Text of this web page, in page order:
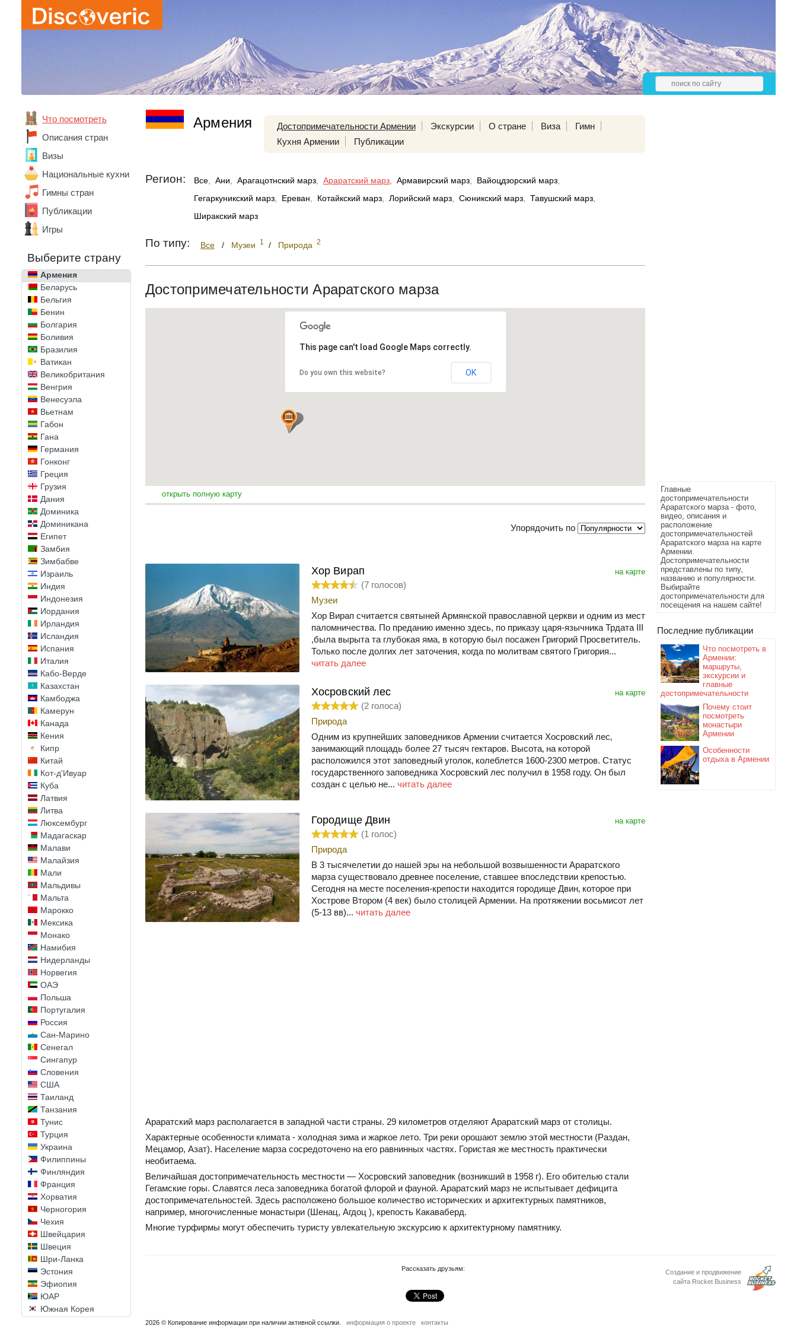
Что посмотреть
Описания стран
Визы
Национальные кухни
Гимны стран
Публикации
Игры
Выберите страну
Абхазия
Австралия
Азербайджан
Алжир
Ангола
Аргентина
Армения
Беларусь
Бельгия
Бенин
Болгария
Боливия
Бразилия
Ватикан
Великобритания
Венгрия
Венесуэла
Вьетнам
Габон
Гана
Германия
Гонконг
Греция
Грузия
Дания
Доминика
Доминикана
Египет
Замбия
Зимбабве
Израиль
Индия
Индонезия
Иордания
Ирландия
Исландия
Испания
Италия
Кабо-Верде
Казахстан
Камбоджа
Камерун
Канада
Кения
Кипр
Китай
Кот-д'Ивуар
Куба
Латвия
Литва
Люксембург
Мадагаскар
Малави
Малайзия
Мали
Мальдивы
Мальта
Марокко
Мексика
Монако
Намибия
Нидерланды
Норвегия
ОАЭ
Польша
Португалия
Россия
Сан-Марино
Сенегал
Сингапур
Словения
США
Таиланд
Танзания
Тунис
Турция
Украина
Филиппины
Финляндия
Франция
Хорватия
Черногория
Чехия
Швейцария
Швеция
Шри-Ланка
Эстония
Эфиопия
ЮАР
Южная Корея
Главные
достопримечательности
Араратского марза - фото,
видео, описания и
расположение
достопримечательностей
Араратского марза на карте
Армении.
Достопримечательности
представлены по типу,
названию и популярности.
Выбирайте
достопримечательности для
посещения на нашем сайте!
Последние публикации
Что посмотреть в
Армении:
маршруты,
экскурсии и
главные
достопримечательности
Почему стоит
посмотреть
монастыри
Армении
Особенности
отдыха в Армении
Армения Достопримечательности Армении Экскурсии О стране Виза
Гимн
Кухня Армении
Публикации
Регион: Все Ани Арагацотнский марз Араратский марз Армавирский марз Вайоцдзорский марз
Гегаркуникский марз
Ереван Котайкский марз Лорийский марз Сюникский марз Тавушский марз
Ширакский марз
По типу: Все / Музеи 1 / Природа 2
Достопримечательности Араратского марза
This page can't load Google Maps correctly.
Do you own this website? OK
открыть полную карту
Упорядочить по
на карте
Хор Вирап
(7 голосов)
Музеи
Хор Вирап считается святыней Армянской православной церкви и одним из мест
паломничества. По преданию именно здесь, по приказу царя-язычника Трдата III
,была вырыта та глубокая яма, в которую был посажен Григорий Просветитель.
Только после долгих лет заточения, когда по молитвам святого Григория...
читать далее
на карте
Хосровский лес
(2 голоса)
Природа
Одним из крупнейших заповедников Армении считается Хосровский лес‚
занимающий площадь более 27 тысяч гектаров. Высота‚ на которой
расположился этот заповедный уголок‚ колеблется 1600-2300 метров. Статус
государственного заповедника Хосровский лес получил в 1958 году. Он был
создан с целью не... читать далее
на карте
Городище Двин
(1 голос)
Природа
В 3 тысячелетии до нашей эры на небольшой возвышенности Араратского
марза существовало древнее поселение‚ ставшее впоследствии крепостью.
Сегодня на месте поселения-крепости находится городище Двин‚ которое при
Хострове Втором (4 век) было столицей Армении. На протяжении восьмисот лет
(5-13 вв)... читать далее
Араратский марз располагается в западной части страны. 29 километров отделяют Араратский марз от столицы.
Характерные особенности климата - холодная зима и жаркое лето. Три реки орошают землю этой местности (Раздан,
Мецамор, Азат). Население марза сосредоточено на его равнинных частях. Гористая же местность практически
необитаема.
Величайшая достопримечательность местности — Хосровский заповедник (возникший в 1958 г). Его обителью стали
Гегамские горы. Славятся леса заповедника богатой флорой и фауной. Араратский марз не испытывает дефицита
достопримечательностей. Здесь расположено большое количество исторических и архитектурных памятников,
например, многочисленные монастыри (Шенац, Агдоц ), крепость Какаваберд.
Многие турфирмы могут обеспечить туристу увлекательную экскурсию к архитектурному памятнику.
Создание и продвижение
сайта Rocket Business
Рассказать друзьям:
2026 © Копирование информации при наличии активной ссылки. информация о проекте контакты